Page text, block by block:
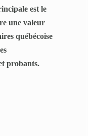
est le
une valeur
québécoise
probants.